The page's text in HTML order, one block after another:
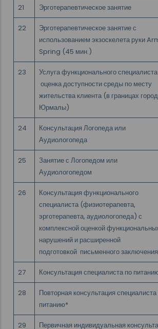
21 Эрготерапевтическое занятие
22
Эрготерапевтическое занятие с
использованием экзоскелета руки
Spring (45 мин.)
23
Услуга функционального
оценка доступности среды по месту
жительства клиента (в границах
Юрмалы)
24
Консультация Логопеда или
Аудиологопеда
25
Занятие с Логопедом или
Аудиологопедом
26
Консультация функционального
специалиста (физиотерапевта,
эрготерапевта, аудиологопеда) с
комплексной оценкой
нарушений и расширенной
подготовкой письменного заключения
27 Консультация специалиста по
28
Повторная консультация специалиста
питанию*
29 Первичная индивидуальная